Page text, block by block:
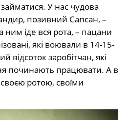
У нас чудова
позивний Сапсан, –
ним іде вся рота, – пацани
які воювали в 14-15-
відсоток заробітчан, які
починають працювати. А в
ротою, своїми